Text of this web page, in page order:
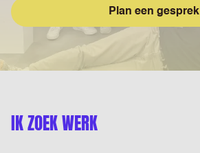
Plan een gesprek
IK ZOEK WERK